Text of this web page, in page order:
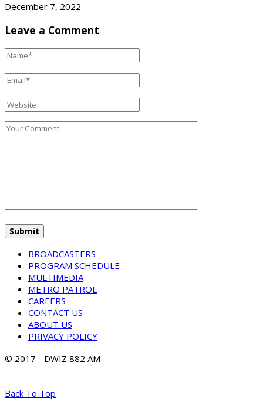
December 7, 2022
Leave a Comment
BROADCASTERS
PROGRAM SCHEDULE
MULTIMEDIA
METRO PATROL
CAREERS
CONTACT US
ABOUT US
PRIVACY POLICY
© 2017 - DWIZ 882 AM
Back To Top